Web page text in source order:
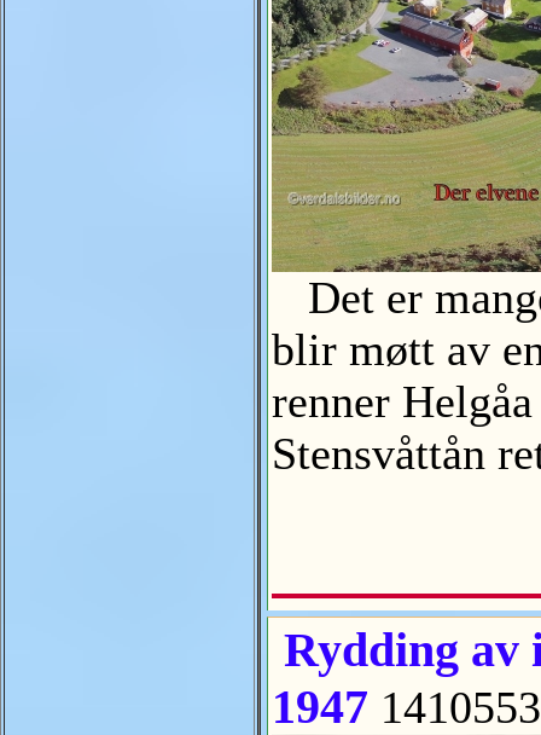
Det er
blir møtt av
renner
Stensvåttån
Rydding av
1947